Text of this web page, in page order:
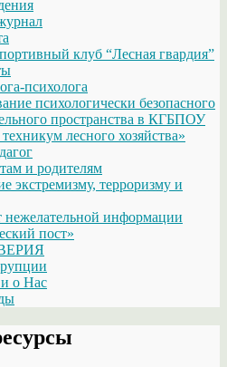
клуб “Лесная гвардия”
психолога
психологически безопасного
пространства в КГБПОУ
лесного хозяйства»
и родителям
экстремизму, терроризму и
нежелательной информации
пост»
о Нас